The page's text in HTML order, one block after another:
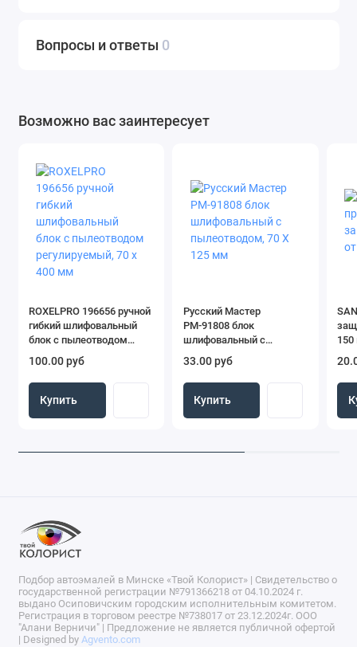
Вопросы и ответы 0
Возможно вас заинтересует
ROXELPRO 196656 ручной
гибкий шлифовальный
блок с пылеотводом
регулируемый, 70 х 400
мм
100.00 руб
Купить
Русский Мастер
РМ-91808 блок
шлифовальный с
пылеотводом, 70 Х 125
мм
33.00 руб
Купить
Подбор автоэмалей в Минске «Твой Колорист» | Свидетельство о
государственной регистрации №791366218 от 04.10.2024 г.
выдано Осиповичским городским исполнительным комитетом.
Регистрация в торговом реестре №738017 от 23.12.2024г. ООО
"Алани Верничи" | Предложение не является публичной офертой
| Designed by Agvento.com